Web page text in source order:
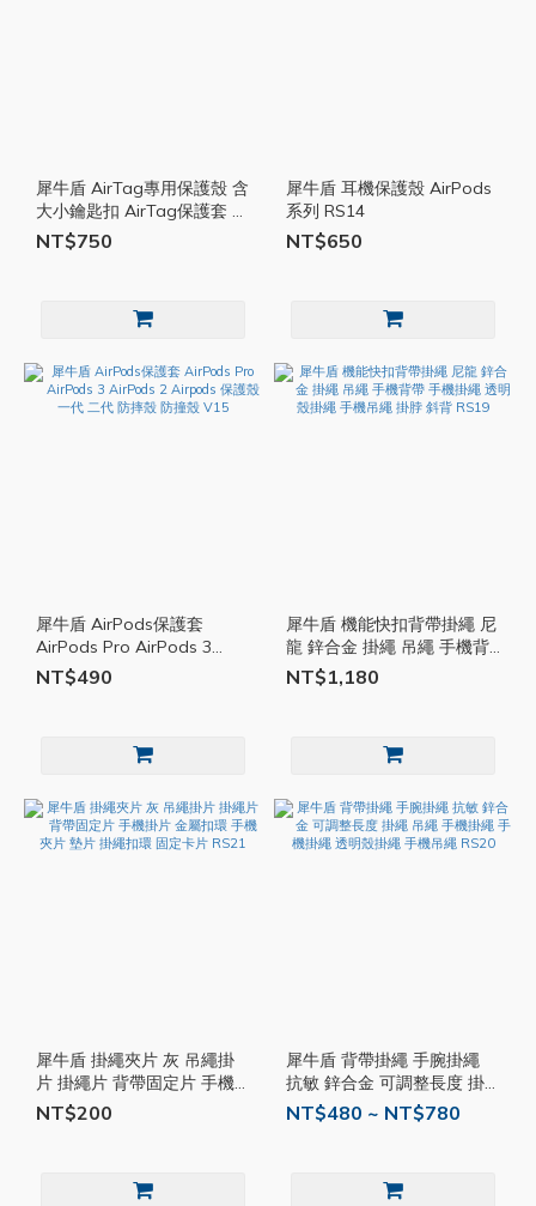
犀牛盾 AirTag專用保護殼 含
大小鑰匙扣 AirTag保護套 蘋
果鑰匙圈 鑰匙圈 AirTag套
NT$750
犀牛盾 耳機保護殼 AirPods
系列 RS14
NT$650
犀牛盾 AirPods保護套
AirPods Pro AirPods 3
AirPods 2 Airpods 保護殼
一代 二代 防摔殼 防撞殼
NT$490
犀牛盾 機能快扣背帶掛繩 尼
龍 鋅合金 掛繩 吊繩 手機背
帶 手機掛繩 透明殼掛繩 手
機吊繩 掛脖 斜背 RS19
NT$1,180
犀牛盾 掛繩夾片 灰 吊繩掛
片 掛繩片 背帶固定片 手機
掛片 金屬扣環 手機夾片 墊
片 掛繩扣環 固定卡片 RS21
NT$200
犀牛盾 背帶掛繩 手腕掛繩
抗敏 鋅合金 可調整長度 掛
繩 吊繩 手機掛繩 手機掛繩
透明殼掛繩 手機吊繩 RS20
NT$480 ~ NT$780